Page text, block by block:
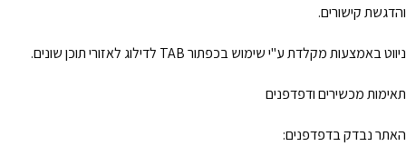
והדגשת קישורים.
ניווט באמצעות מקלדת ע"י שימוש בכפתור TAB לדילוג לאזורי תוכן שונים.
תאימות מכשירים ודפדפנים
האתר נבדק בדפדפנים: